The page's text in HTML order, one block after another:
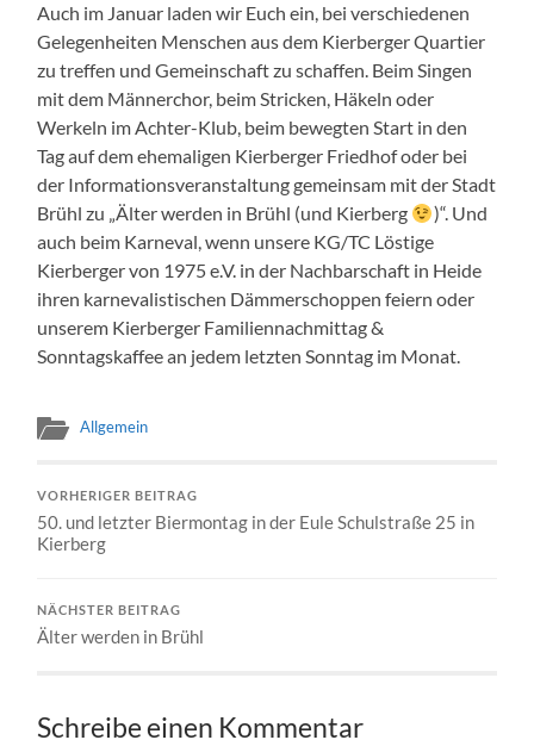
Auch im Januar laden wir Euch ein, bei verschiedenen
Gelegenheiten Menschen aus dem Kierberger Quartier
zu treffen und Gemeinschaft zu schaffen. Beim Singen
mit dem Männerchor, beim Stricken, Häkeln oder
Werkeln im Achter-Klub, beim bewegten Start in den
Tag auf dem ehemaligen Kierberger Friedhof oder bei
der Informationsveranstaltung gemeinsam mit der Stadt
Brühl zu „Älter werden in Brühl (und Kierberg
)“. Und
auch beim Karneval, wenn unsere KG/TC Löstige
Kierberger von 1975 e.V. in der Nachbarschaft in Heide
ihren karnevalistischen Dämmerschoppen feiern oder
unserem Kierberger Familiennachmittag &
Sonntagskaffee an jedem letzten Sonntag im Monat.
Allgemein
VORHERIGER BEITRAG
50. und letzter Biermontag in der Eule Schulstraße 25 in
Kierberg
NÄCHSTER BEITRAG
Älter werden in Brühl
Schreibe einen Kommentar